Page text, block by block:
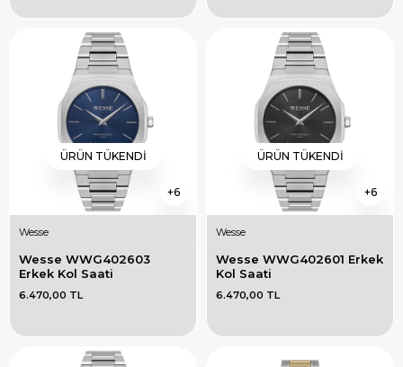
6
ÜRÜN TÜKENDI
Wesse
Wesse WWG402603
Erkek Kol Saati
6.470,00 TL
6
ÜRÜN TÜKENDI
Wesse
Wesse WWG402601 Erkek
Kol Saati
6.470,00 TL